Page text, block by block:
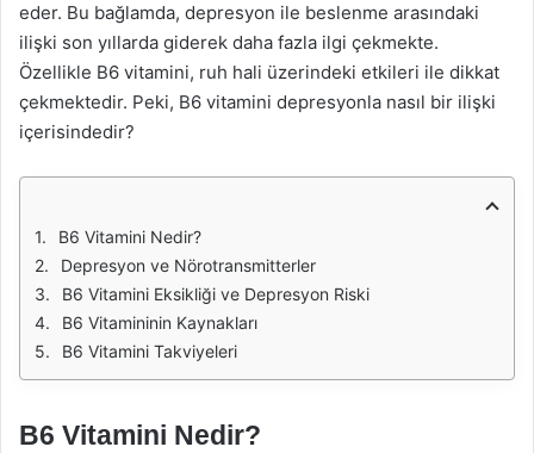
eder. Bu bağlamda, depresyon ile beslenme arasındaki
ilişki son yıllarda giderek daha fazla ilgi çekmekte.
Özellikle B6 vitamini, ruh hali üzerindeki etkileri ile dikkat
çekmektedir. Peki, B6 vitamini depresyonla nasıl bir ilişki
içerisindedir?
B6 Vitamini Nedir?
Depresyon ve Nörotransmitterler
B6 Vitamini Eksikliği ve Depresyon Riski
B6 Vitamininin Kaynakları
B6 Vitamini Takviyeleri
B6 Vitamini Nedir?